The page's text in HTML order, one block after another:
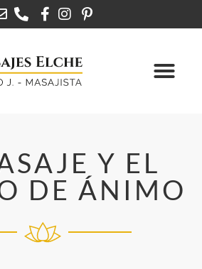
Y EL
DE ÁNIMO